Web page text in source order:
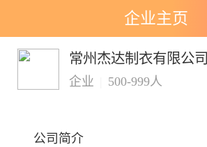
企业主页
常州杰达制衣有限公司
企业 500-999人
公司简介